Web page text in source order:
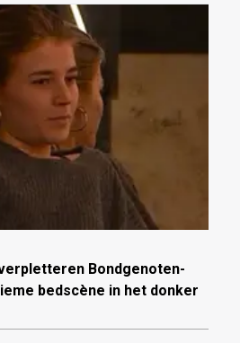
Bondgenoten-
bedscène in het donker